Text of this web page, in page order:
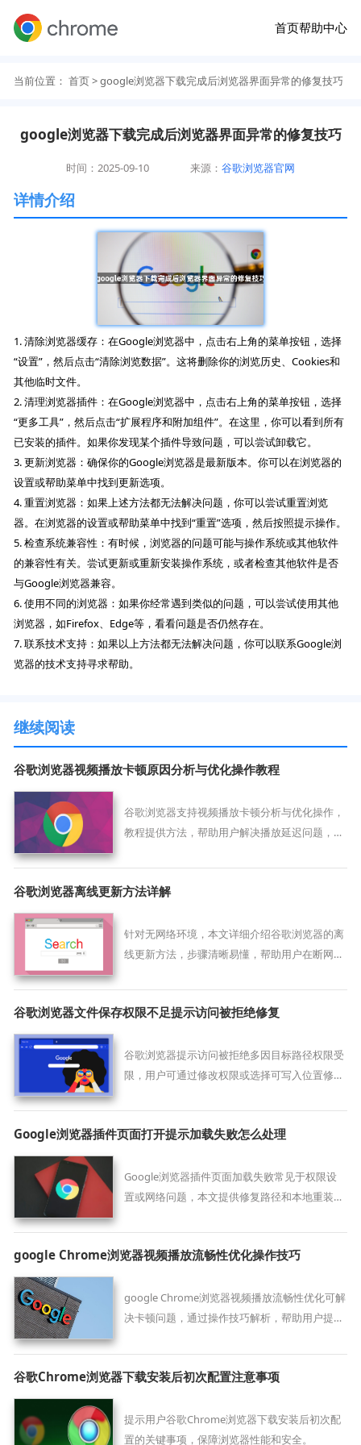
首页帮助中心
当前位置： 首页> google浏览器下载完成后浏览器界面异常的修复技巧
google浏览器下载完成后浏览器界面异常的修复技巧
时间：2025-09-10 来源：谷歌浏览器官网
详情介绍
1. 清除浏览器缓存：在Google浏览器中，点击右上角的菜单按钮，选择
“设置”，然后点击“清除浏览数据”。这将删除你的浏览历史、Cookies和
其他临时文件。
2. 清理浏览器插件：在Google浏览器中，点击右上角的菜单按钮，选择
“更多工具”，然后点击“扩展程序和附加组件”。在这里，你可以看到所有
已安装的插件。如果你发现某个插件导致问题，可以尝试卸载它。
3. 更新浏览器：确保你的Google浏览器是最新版本。你可以在浏览器的
设置或帮助菜单中找到更新选项。
4. 重置浏览器：如果上述方法都无法解决问题，你可以尝试重置浏览
器。在浏览器的设置或帮助菜单中找到“重置”选项，然后按照提示操作。
5. 检查系统兼容性：有时候，浏览器的问题可能与操作系统或其他软件
的兼容性有关。尝试更新或重新安装操作系统，或者检查其他软件是否
与Google浏览器兼容。
6. 使用不同的浏览器：如果你经常遇到类似的问题，可以尝试使用其他
浏览器，如Firefox、Edge等，看看问题是否仍然存在。
7. 联系技术支持：如果以上方法都无法解决问题，你可以联系Google浏
览器的技术支持寻求帮助。
继续阅读
谷歌浏览器视频播放卡顿原因分析与优化操作教程
谷歌浏览器支持视频播放卡顿分析与优化操作，
教程提供方法，帮助用户解决播放延迟问题，实
谷歌浏览器离线更新方法详解
针对无网络环境，本文详细介绍谷歌浏览器的离
线更新方法，步骤清晰易懂，帮助用户在断网或
谷歌浏览器文件保存权限不足提示访问被拒绝修复
谷歌浏览器提示访问被拒绝多因目标路径权限受
限，用户可通过修改权限或选择可写入位置修复
Google浏览器插件页面打开提示加载失败怎么处理
Google浏览器插件页面加载失败常见于权限设
置或网络问题，本文提供修复路径和本地重装建
google Chrome浏览器视频播放流畅性优化操作技巧
google Chrome浏览器视频播放流畅性优化可解
决卡顿问题，通过操作技巧解析，帮助用户提升
谷歌Chrome浏览器下载安装后初次配置注意事项
提示用户谷歌Chrome浏览器下载安装后初次配
置的关键事项，保障浏览器性能和安全。